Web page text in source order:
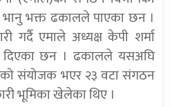
भानु भक्त ढकालले पाएका छन ।
गर्दै एमाले अध्यक्ष केपी शर्मा
छन । ढकालले यसअघि
संयोजक भएर २३ वटा संगठन
भूमिका खेलेका थिए ।